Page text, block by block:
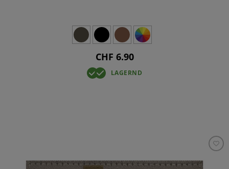
CHF 6.90
LAGERND